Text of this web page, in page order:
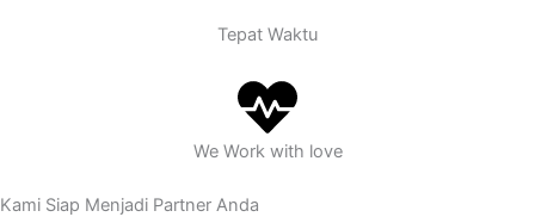
Tepat Waktu
We Work with love
Kami Siap Menjadi Partner Anda